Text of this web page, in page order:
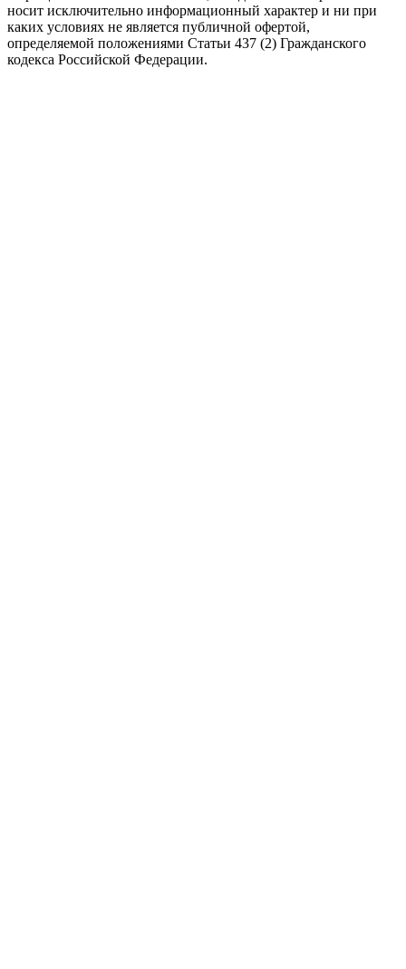
носит исключительно информационный характер и ни при
каких условиях не является публичной офертой,
определяемой положениями Статьи 437 (2) Гражданского
кодекса Российской Федерации.